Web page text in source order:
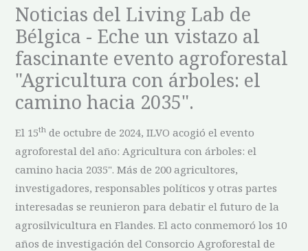
Noticias del Living Lab de
Bélgica - Eche un vistazo al
fascinante evento agroforestal
"Agricultura con árboles: el
camino hacia 2035".
El 15th de octubre de 2024, ILVO acogió el evento
agroforestal del año: Agricultura con árboles: el
camino hacia 2035". Más de 200 agricultores,
investigadores, responsables políticos y otras partes
interesadas se reunieron para debatir el futuro de la
agrosilvicultura en Flandes. El acto conmemoró los 10
años de investigación del Consorcio Agroforestal de